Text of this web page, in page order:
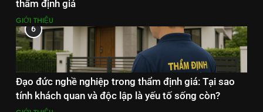
thẩm định giá
GIỚI THIỆU
6
Đạo đức nghề nghiệp trong thẩm định giá: Tại sao
tính khách quan và độc lập là yếu tố sống còn?